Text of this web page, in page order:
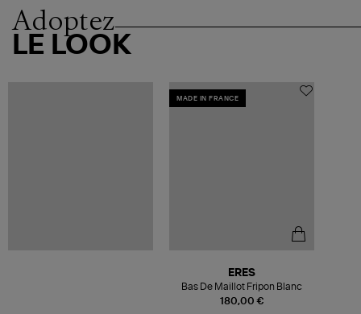
Adoptez
LE LOOK
MADE IN FRANCE
180,00 €
ERES
Bas De Maillot Fripon Blanc